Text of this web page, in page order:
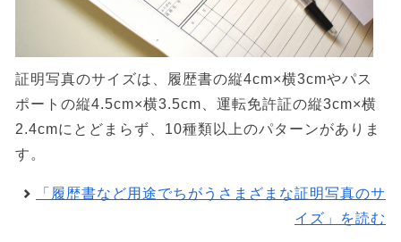
証明写真のサイズは、履歴書の縦4cm×横3cmやパス
ポートの縦4.5cm×横3.5cm、運転免許証の縦3cm×横
2.4cmにとどまらず、10種類以上のパターンがありま
す。
「履歴書など用途でちがうさまざまな証明写真のサ
イズ」を読む